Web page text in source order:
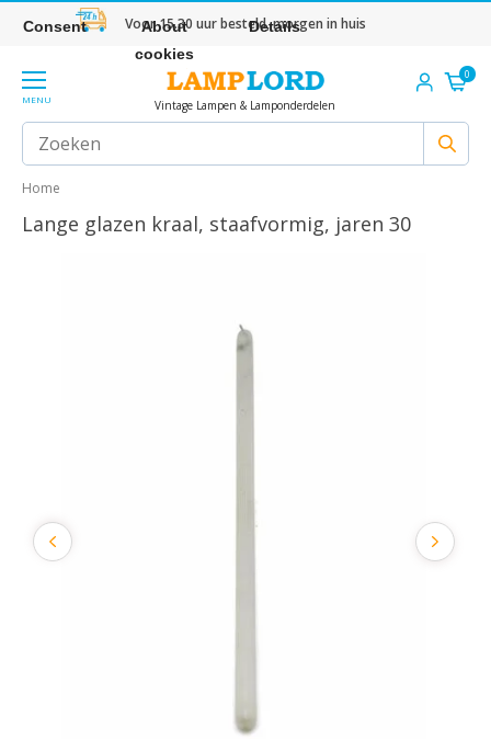
Voor 15.30 uur besteld, morgen in huis
MENU Vintage Lampen & Lamponderdelen
0
Home
Lange glazen kraal, staafvormig, jaren 30
Consent
About
cookies
Details